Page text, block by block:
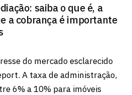
saiba o que é, a
a cobrança é importante
do mercado esclarecido
A taxa de administração,
6% a 10% para imóveis